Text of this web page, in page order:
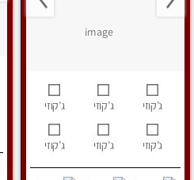
ג’קוזי ג’קוזי ג’קוזי
ג’קוזי ג’קוזי ג’קוזי